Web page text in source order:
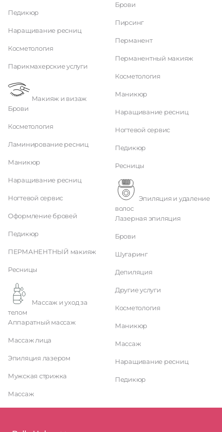
Педикюр
Наращивание ресниц
Косметология
Парикмахерские услуги
Макияж и визаж
Брови
Косметология
Ламинирование ресниц
Маникюр
Наращивание ресниц
Ногтевой сервис
Оформление бровей
Педикюр
ПЕРМАНЕНТНЫЙ макияж
Ресницы
телом
Аппаратный массаж
Массаж лица
Эпиляция лазером
Мужская стрижка
Массаж
Брови
Пирсинг
Перманент
Перманентный макияж
Косметология
Маникюр
Наращивание ресниц
Ногтевой сервис
Педикюр
Ресницы
волос
Лазерная эпиляция
Брови
Шугаринг
Депиляция
Другие услуги
Косметология
Маникюр
Массаж
Наращивание ресниц
Педикюр